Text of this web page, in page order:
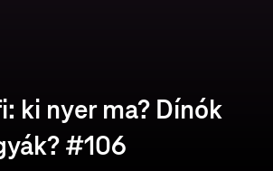
ki nyer ma? Dínók
#106